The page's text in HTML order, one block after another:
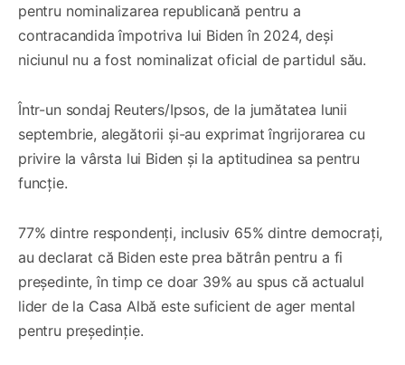
pentru nominalizarea republicană pentru a
contracandida împotriva lui Biden în 2024, deși
niciunul nu a fost nominalizat oficial de partidul său.
Într-un sondaj Reuters/Ipsos, de la jumătatea lunii
septembrie, alegătorii și-au exprimat îngrijorarea cu
privire la vârsta lui Biden și la aptitudinea sa pentru
funcție.
77% dintre respondenți, inclusiv 65% dintre democrați,
au declarat că Biden este prea bătrân pentru a fi
președinte, în timp ce doar 39% au spus că actualul
lider de la Casa Albă este suficient de ager mental
pentru președinție.